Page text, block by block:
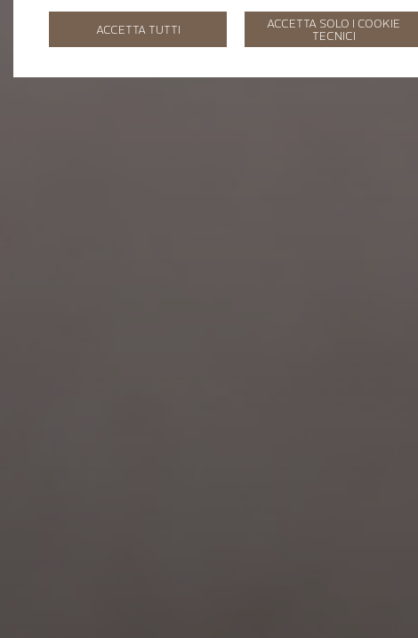
ACCETTA TUTTI ACCETTA SOLO I COOKIE
TECNICI